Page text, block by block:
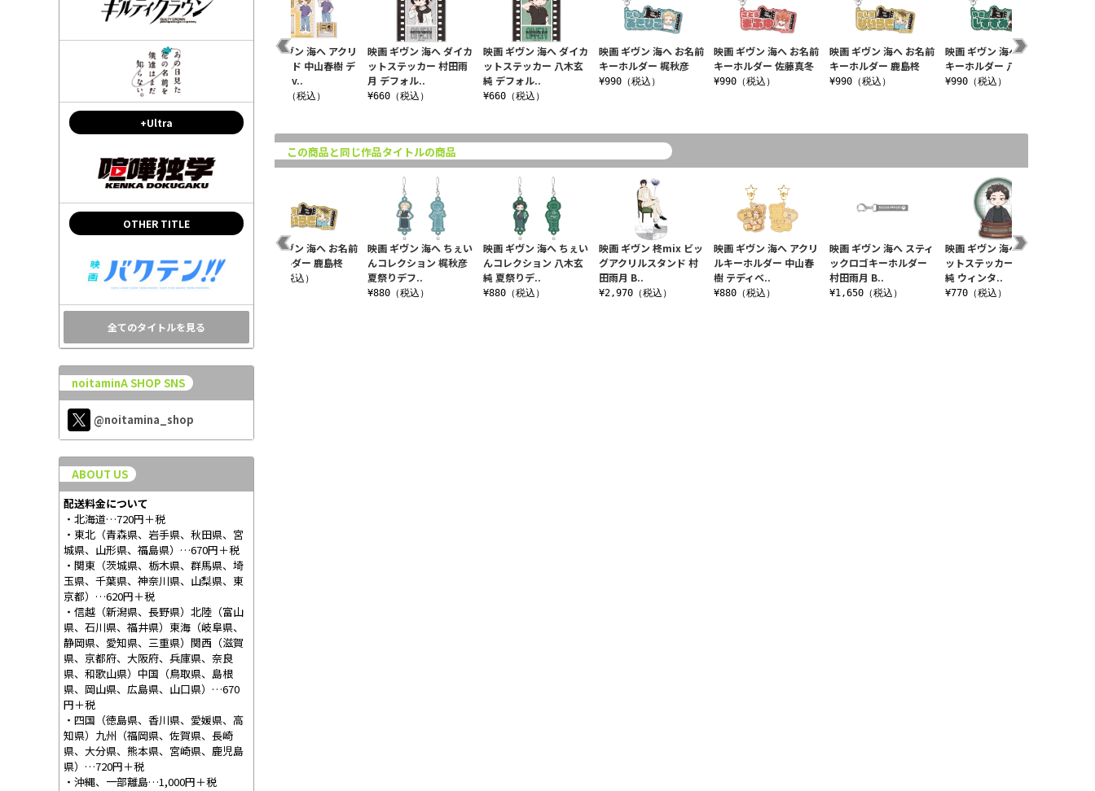
+Ultra
OTHER TITLE
全てのタイトルを見る
noitaminA SHOP SNS
@noitamina_shop
ABOUT US
配送料金について
・北海道…720円＋税
・東北（青森県、岩手県、秋田県、宮
城県、山形県、福島県）…670円＋税
・関東（茨城県、栃木県、群馬県、埼
玉県、千葉県、神奈川県、山梨県、東
京都）…620円＋税
・信越（新潟県、長野県）北陸（富山
県、石川県、福井県）東海（岐阜県、
静岡県、愛知県、三重県）関西（滋賀
県、京都府、大阪府、兵庫県、奈良
県、和歌山県）中国（鳥取県、島根
県、岡山県、広島県、山口県）…670
円＋税
・四国（徳島県、香川県、愛媛県、高
知県）九州（福岡県、佐賀県、長崎
県、大分県、熊本県、宮崎県、鹿児島
県）…720円＋税
・沖縄、一部離島…1,000円＋税
映画 ギヴン 海へ お名前
キーホルダー 梶秋彦
¥990（税込）
映画 ギヴン 海へ お名前
キーホルダー 佐藤真冬
¥990（税込）
映画 ギヴン 海へ お名前
キーホルダー 鹿島柊
¥990（税込）
映画 ギヴン 海へ お名前
キーホルダー 八木玄純
¥990（税込）
映画 ギヴン 海へ アクリ
ルスタンド 梶秋彦 デフ
ォルメve..
¥1,430（税込）
映画 ギヴン 海へ アクリ
ルスタンド 中山春樹 デ
フォルメv..
¥1,430（税込）
映画 ギヴン 海へ ダイカ
ットステッカー 村田雨
月 デフォル..
¥660（税込）
映画 ギヴン 海へ ダイカ
ットステッカー 八木玄
純 デフォル..
¥660（税込）
この商品と同じ作品タイトルの商品
映画 ギヴン 柊mix ビッ
グアクリルスタンド 村
田雨月 B..
¥2,970（税込）
映画 ギヴン 海へ アクリ
ルキーホルダー 中山春
樹 テディベ..
¥880（税込）
映画 ギヴン 海へ スティ
ックロゴキーホルダー
村田雨月 B..
¥1,650（税込）
映画 ギヴン 海へ ダイカ
ットステッカー 八木玄
純 ウィンタ..
¥770（税込）
グアクリルスタンド 鹿
ルスタンド 八木 玄純 夏
祭りve..
¥1,650（税込）
映画 ギヴン 海へ お名前
キーホルダー 鹿島柊
¥990（税込）
映画 ギヴン 海へ ちぇい
んコレクション 梶秋彦
夏祭りデフ..
¥880（税込）
映画 ギヴン 海へ ちぇい
んコレクション 八木玄
純 夏祭りデ..
¥880（税込）